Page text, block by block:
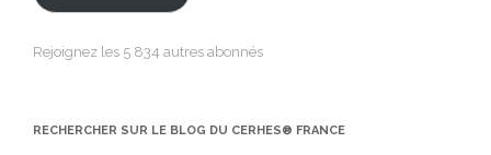
Rejoignez les 5 834 autres abonnés
RECHERCHER SUR LE BLOG DU CERHES® FRANCE